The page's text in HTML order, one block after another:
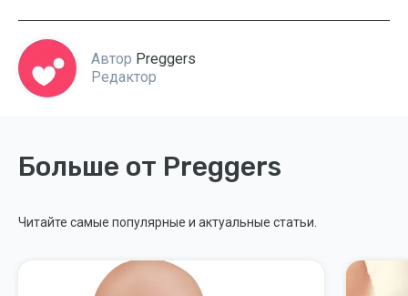
Автор Preggers
Редактор
Больше от Preggers
Читайте самые популярные и актуальные статьи.